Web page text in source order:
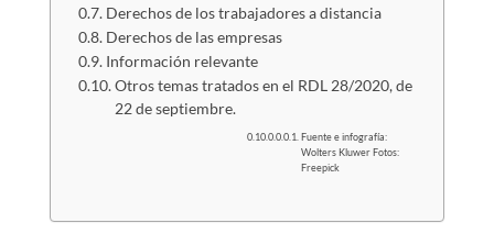
Derechos de los trabajadores a distancia
Derechos de las empresas
Información relevante
Otros temas tratados en el RDL 28/2020, de
22 de septiembre.
Fuente e infografía:
Wolters Kluwer Fotos:
Freepick